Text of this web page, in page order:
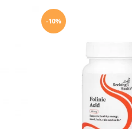
-10%